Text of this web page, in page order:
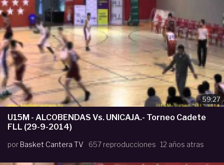
59:27
U15M - ALCOBENDAS Vs. UNICAJA.- Torneo Cadete
FLL (29-9-2014)
por Basket Cantera TV 657 reproducciones 12 años atras